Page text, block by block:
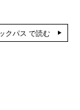
クパス で読む